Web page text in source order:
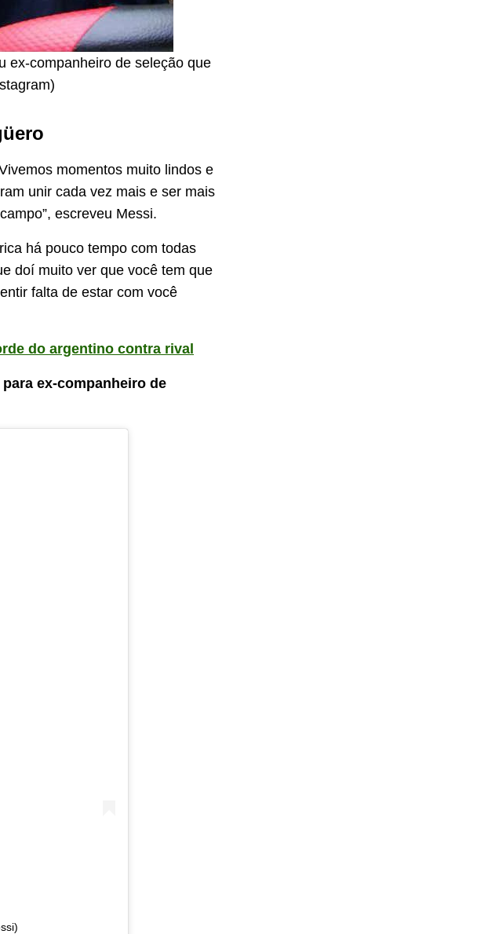
ex-companheiro de seleção que
momentos muito lindos e
unir cada vez mais e ser mais
escreveu Messi.
há pouco tempo com todas
doí muito ver que você tem que
falta de estar com você
do argentino contra rival
ex-companheiro de